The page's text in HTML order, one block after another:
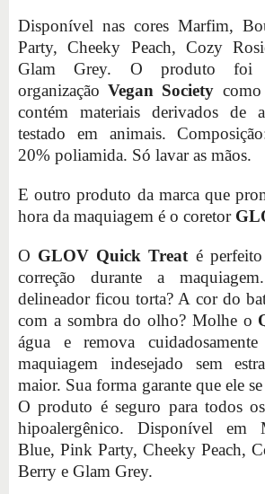
Disponível nas cores Marfim,
Party, Cheeky Peach, Cozy
Glam Grey. O produto foi
organizaçãoVegan Society
contém materiais derivados de
testado em animais.
20% poliamida. Só lavar as mãos.
E outro produto da marca que
hora da maquiagem é o coretor
O GLOV Quick Treat é
correção durante a
delineador ficou torta? A cor do
com a sombra do olho? Molhe o
água e remova
maquiagem indesejado sem
maior. Sua forma garante que ele
O produto é seguro para todos
hipoalergênico. Disponível em
Blue, Pink Party, Cheeky Peach,
Berry e Glam Grey.